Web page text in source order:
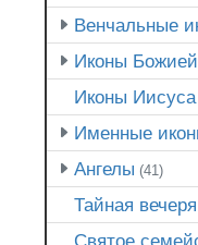
Венчальные
Иконы
Иконы
Именные
Ангелы (41)
Тайная вечеря
Святое